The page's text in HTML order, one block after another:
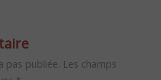
pas publiée. Les champs